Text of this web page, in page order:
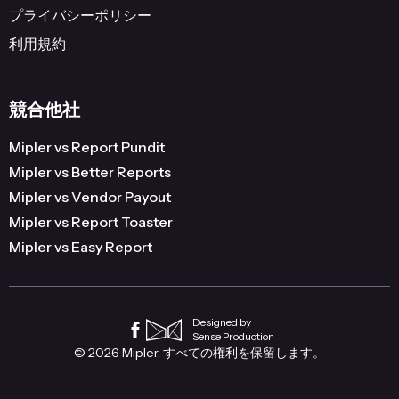
プライバシーポリシー
利用規約
競合他社
Mipler vs Report Pundit
Mipler vs Better Reports
Mipler vs Vendor Payout
Mipler vs Report Toaster
Mipler vs Easy Report
Designed by
Sense Production
© 2026 Mipler. すべての権利を保留します。